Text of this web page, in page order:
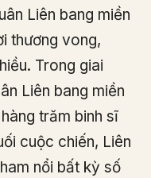
Liên bang miền
thương vong,
Trong giai
Liên bang miền
trăm binh sĩ
cuộc chiến, Liên
nổi bất kỳ số